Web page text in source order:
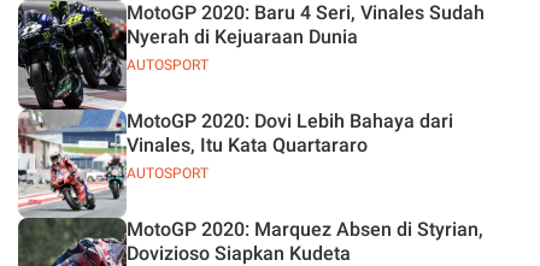
AUTOSPORT
MotoGP 2020: Baru 4 Seri, Vinales Sudah
Nyerah di Kejuaraan Dunia
AUTOSPORT
MotoGP 2020: Dovi Lebih Bahaya dari
Vinales, Itu Kata Quartararo
MotoGP 2020: Marquez Absen di Styrian,
Dovizioso Siapkan Kudeta